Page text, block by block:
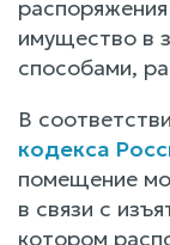
имущество в
способами,
В
кодекса
помещение
в связи с
котором